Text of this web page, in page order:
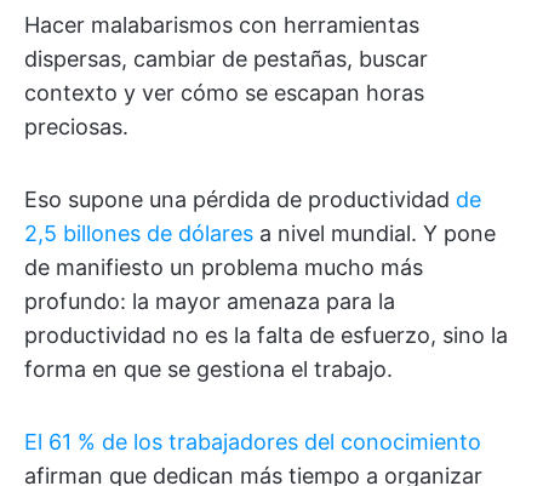
Hacer malabarismos con herramientas
dispersas, cambiar de pestañas, buscar
contexto y ver cómo se escapan horas
preciosas.
Eso supone una pérdida de productividad de
2,5 billones de dólares a nivel mundial. Y pone
de manifiesto un problema mucho más
profundo: la mayor amenaza para la
productividad no es la falta de esfuerzo, sino la
forma en que se gestiona el trabajo.
El 61 % de los trabajadores del conocimiento
afirman que dedican más tiempo a organizar